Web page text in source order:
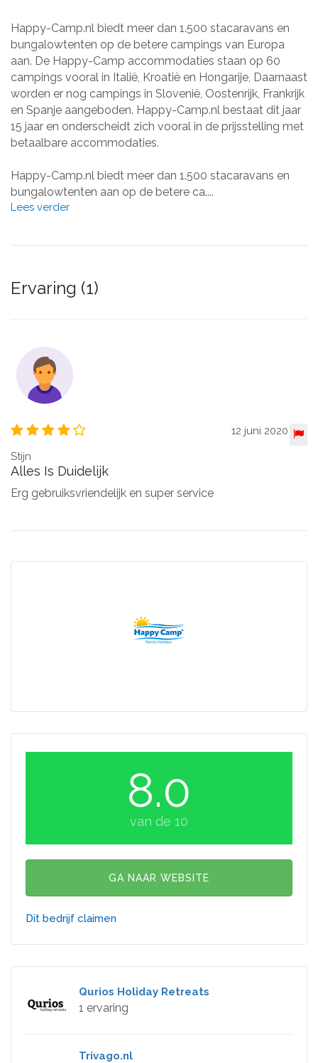
Happy-Camp.nl biedt meer dan 1.500 stacaravans en
bungalowtenten op de betere campings van Europa
aan. De Happy-Camp accommodaties staan op 60
campings vooral in Italië, Kroatië en Hongarije, Daarnaast
worden er nog campings in Slovenië, Oostenrijk, Frankrijk
en Spanje aangeboden. Happy-Camp.nl bestaat dit jaar
15 jaar en onderscheidt zich vooral in de prijsstelling met
betaalbare accommodaties.
Happy-Camp.nl biedt meer dan 1.500 stacaravans en
bungalowtenten aan op de betere ca....
Lees verder
Ervaring (1)
12 juni 2020
Stijn
Alles Is Duidelijk
Erg gebruiksvriendelijk en super service
8.0
van de 10
GA NAAR WEBSITE
Dit bedrijf claimen
Qurios Holiday Retreats
1 ervaring
Trivago.nl